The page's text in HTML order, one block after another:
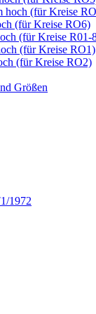
hoch (für Kreise
(für Kreise RO6)
(für Kreise R01-
(für Kreise RO1)
(für Kreise RO2)
Größen
1972